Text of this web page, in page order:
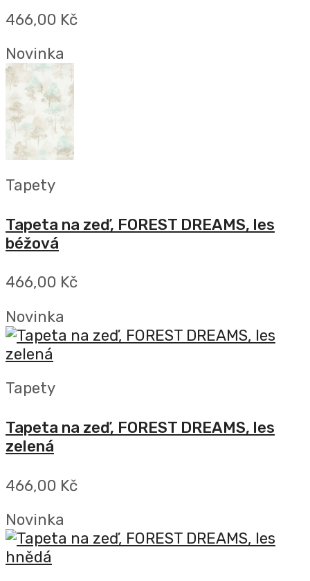
466,00 Kč
Novinka
Tapety
Tapeta na zeď, FOREST DREAMS, les
béžová
466,00 Kč
Novinka
Tapety
Tapeta na zeď, FOREST DREAMS, les
zelená
466,00 Kč
Novinka